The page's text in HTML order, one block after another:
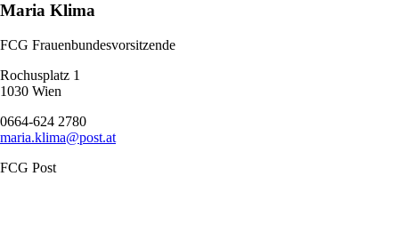
Maria Klima
FCG Frauenbundesvorsitzende
Rochusplatz 1
1030 Wien
0664-624 2780
maria.klima@post.at
FCG Post